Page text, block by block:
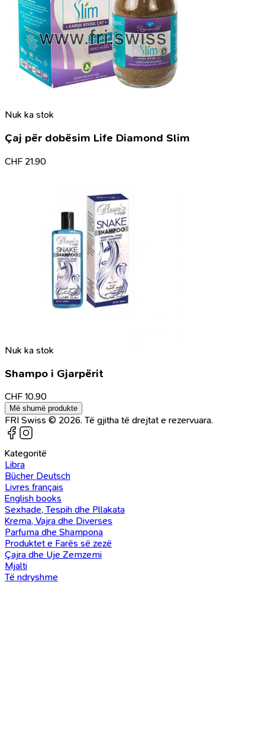
Nuk ka stok
Çaj për dobësim Life Diamond Slim
CHF 21.90
Nuk ka stok
Shampo i Gjarpërit
CHF 10.90
Më shumë produkte
FRI Swiss © 2026. Të gjitha të drejtat e rezervuara.
Kategoritë
Libra
Bücher Deutsch
Livres français
English books
Sexhade, Tespih dhe Pllakata
Krema, Vajra dhe Diverses
Parfuma dhe Shampona
Produktet e Farës së zezë
Çajra dhe Uje Zemzemi
Mjalti
Të ndryshme